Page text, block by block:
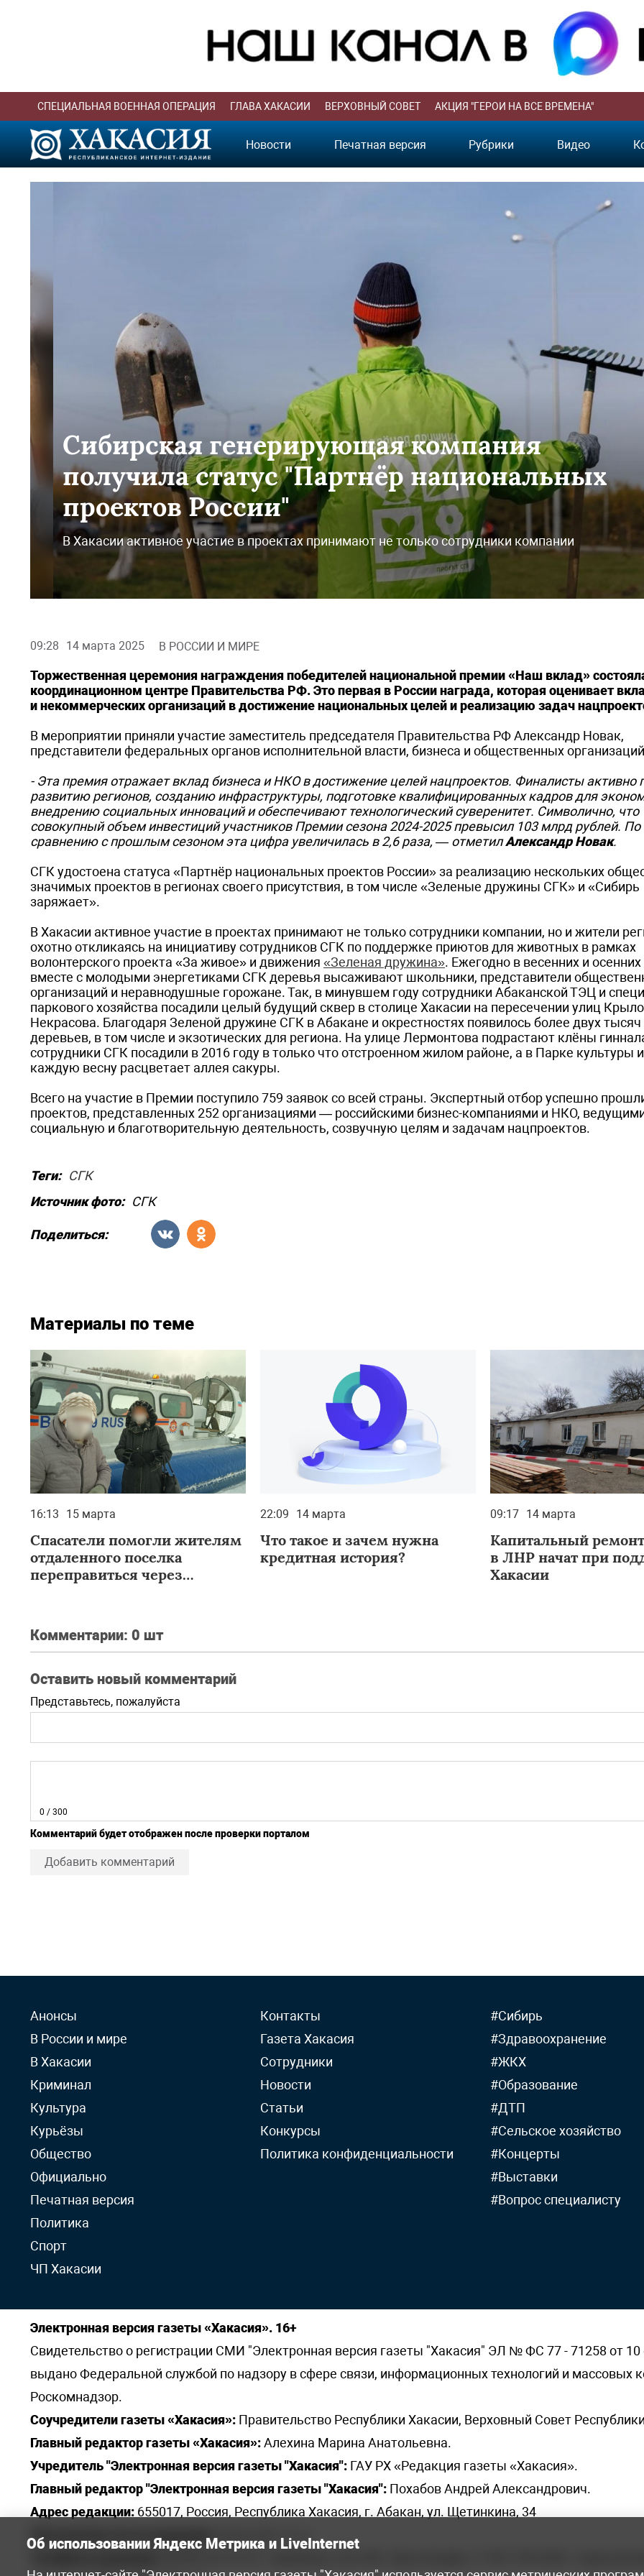
СПЕЦИАЛЬНАЯ ВОЕННАЯ ОПЕРАЦИЯ ГЛАВА ХАКАСИИ ВЕРХОВНЫЙ СОВЕТ АКЦИЯ "ГЕРОИ НА ВСЕ ВРЕМЕНА"
Новости Печатная версия Рубрики Видео
Сибирская генерирующая компания
получила статус "Партнёр национальных
проектов России"
В Хакасии активное участие в проектах принимают не только сотрудники компании
09:28 14 марта 2025 В РОССИИ И МИРЕ
Торжественная церемония награждения победителей национальной премии «Наш вклад»
координационном центре Правительства РФ. Это первая в России награда, которая оценивает
и некоммерческих организаций в достижение национальных целей и реализацию задач
В мероприятии приняли участие заместитель председателя Правительства РФ Александр Новак,
представители федеральных органов исполнительной власти, бизнеса и общественных
- Эта премия отражает вклад бизнеса и НКО в достижение целей нацпроектов. Финалисты активно
развитию регионов, созданию инфраструктуры, подготовке квалифицированных кадров для
внедрению социальных инноваций и обеспечивают технологический суверенитет. Символично, что
совокупный объем инвестиций участников Премии сезона 2024-2025 превысил 103 млрд рублей. По
сравнению с прошлым сезоном эта цифра увеличилась в 2,6 раза, — отметилАлександр Новак.
СГК удостоена статуса «Партнёр национальных проектов России» за реализацию нескольких
значимых проектов в регионах своего присутствия, в том числе «Зеленые дружины СГК» и «Сибирь
заряжает».
В Хакасии активное участие в проектах принимают не только сотрудники компании, но и жители
охотно откликаясь на инициативу сотрудников СГК по поддержке приютов для животных в рамках
волонтерского проекта «За живое» и движения «Зеленая дружина». Ежегодно в весенних и
вместе с молодыми энергетиками СГК деревья высаживают школьники, представители
организаций и неравнодушные горожане. Так, в минувшем году сотрудники Абаканской ТЭЦ и
паркового хозяйства посадили целый будущий сквер в столице Хакасии на пересечении улиц
Некрасова. Благодаря Зеленой дружине СГК в Абакане и окрестностях появилось более двух
деревьев, в том числе и экзотических для региона. На улице Лермонтова подрастают клёны
сотрудники СГК посадили в 2016 году в только что отстроенном жилом районе, а в Парке культуры
каждую весну расцветает аллея сакуры.
Всего на участие в Премии поступило 759 заявок со всей страны. Экспертный отбор успешно
проектов, представленных 252 организациями — российскими бизнес-компаниями и НКО,
социальную и благотворительную деятельность, созвучную целям и задачам нацпроектов.
Теги: СГК
Источник фото: СГК
Поделиться:
Материалы по теме
16:13 15 марта
Спасатели помогли жителям
отдаленного поселка
переправиться через
22:09 14 марта
Что такое и зачем нужна
кредитная история?
09:17 14 марта
Капитальный
в ЛНР начат при
Хакасии
Комментарии: 0 шт
Оставить новый комментарий
Представьтесь, пожалуйста
0 / 300
Комментарий будет отображен после проверки порталом
Добавить комментарий
Анонсы
В России и мире
В Хакасии
Криминал
Культура
Курьёзы
Общество
Официально
Печатная версия
Политика
Спорт
ЧП Хакасии
Контакты
Газета Хакасия
Сотрудники
Новости
Статьи
Конкурсы
Политика конфиденциальности
#Сибирь
#Здравоохранение
#ЖКХ
#Образование
#ДТП
#Сельское хозяйство
#Концерты
#Выставки
#Вопрос специалисту
Электронная версия газеты «Хакасия». 16+
Свидетельство о регистрации СМИ "Электронная версия газеты "Хакасия" ЭЛ № ФС 77 - 71258 от 10
выдано Федеральной службой по надзору в сфере связи, информационных технологий и массовых
Роскомнадзор.
Соучредители газеты «Хакасия»: Правительство Республики Хакасии, Верховный Совет
Главный редактор газеты «Хакасия»:Алехина Марина Анатольевна.
Учредитель "Электронная версия газеты "Хакасия": ГАУ РХ «Редакция газеты «Хакасия».
Главный редактор "Электронная версия газеты "Хакасия": Похабов Андрей Александрович.
Адрес редакции: 655017, Россия, Республика Хакасия, г. Абакан, ул. Щетинкина, 34
Электронная почта редакции: khakred@r-19.ru
Об использовании Яндекс Метрика и LiveInternet